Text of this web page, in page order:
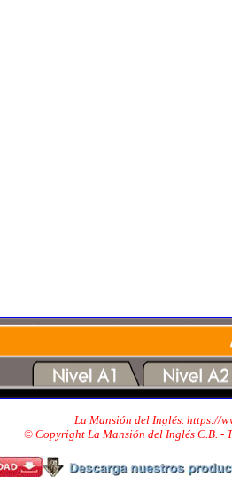
La Mansión del Inglés. https://
© Copyright La Mansión del Inglés C.B. -